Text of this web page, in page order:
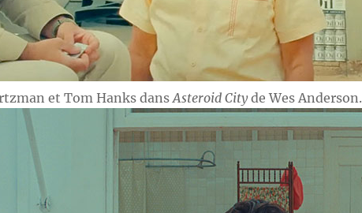
et Tom Hanks dansAsteroid Cityde Wes Anderson.